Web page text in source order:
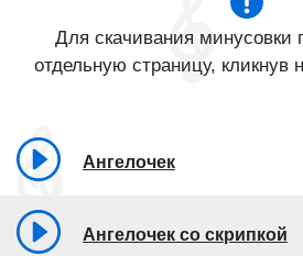
Для скачивания минусовки
отдельную страницу, кликнув
Ангелочек
Ангелочек со скрипкой